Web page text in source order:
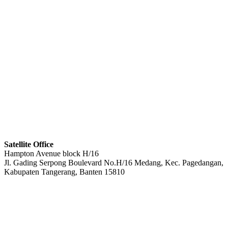
Satellite Office
Hampton Avenue block H/16
Jl. Gading Serpong Boulevard No.H/16 Medang, Kec. Pagedangan,
Kabupaten Tangerang, Banten 15810